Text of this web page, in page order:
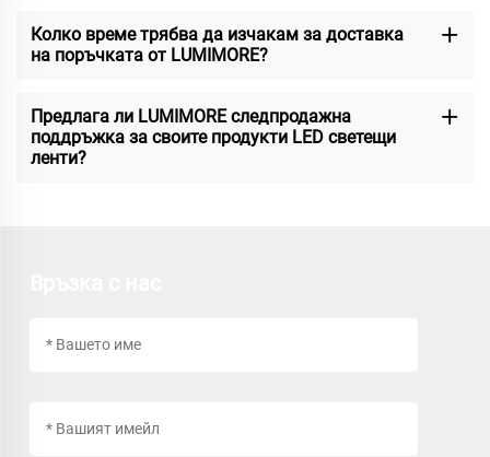
Колко време трябва да изчакам за доставка
на поръчката от LUMIMORE?
Предлага ли LUMIMORE следпродажна
поддръжка за своите продукти LED светещи
ленти?